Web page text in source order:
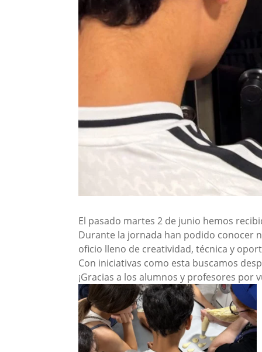
El pasado martes 2 de junio hemos
Durante la jornada han podido conocer
oficio lleno de creatividad, técnica y
Con iniciativas como esta buscamos
¡Gracias a los alumnos y profesores por